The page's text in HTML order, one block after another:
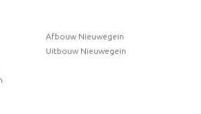
Afbouw Nieuwegein
Uitbouw Nieuwegein